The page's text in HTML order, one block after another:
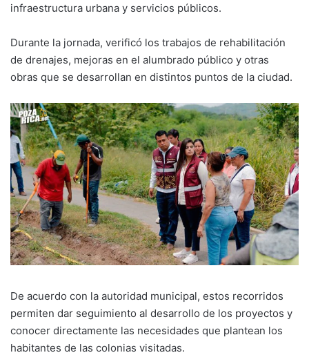
infraestructura urbana y servicios públicos.
Durante la jornada, verificó los trabajos de rehabilitación
de drenajes, mejoras en el alumbrado público y otras
obras que se desarrollan en distintos puntos de la ciudad.
De acuerdo con la autoridad municipal, estos recorridos
permiten dar seguimiento al desarrollo de los proyectos y
conocer directamente las necesidades que plantean los
habitantes de las colonias visitadas.